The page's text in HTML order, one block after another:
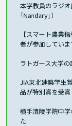
本学教員のラジ
｢Nandary｣）
【スマート農業
者が参加していま
ラトガース大学
JIA東北建築学生
品が特別賞を受賞
横手清陵学院中
た